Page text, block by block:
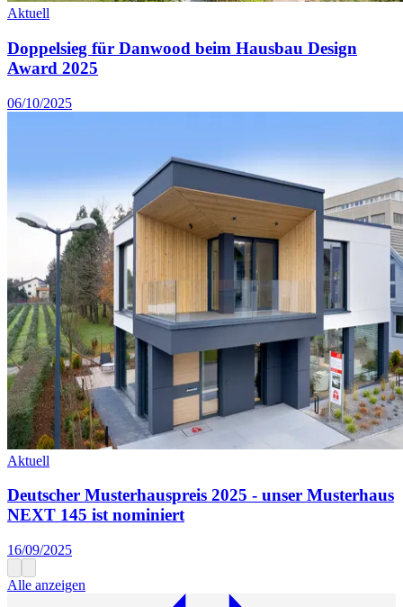
Aktuell
Doppelsieg für Danwood beim Hausbau Design
Award 2025
06/10/2025
Aktuell
Deutscher Musterhauspreis 2025 - unser Musterhaus
NEXT 145 ist nominiert
16/09/2025
Alle anzeigen